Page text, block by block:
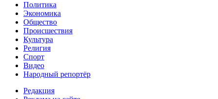
Политика
Экономика
Общество
Происшествия
Культура
Религия
Спорт
Видео
Народный репортёр
Редакция